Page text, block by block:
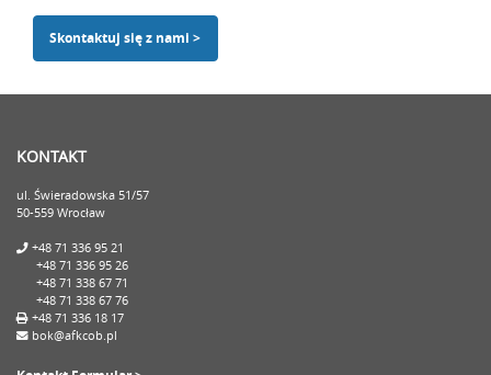
Skontaktuj się z nami >
KONTAKT
ul. Świeradowska 51/57
50-559 Wrocław
+48 71 336 95 21
+48 71 336 95 26
+48 71 338 67 71
+48 71 338 67 76
+48 71 336 18 17
bok@afkcob.pl